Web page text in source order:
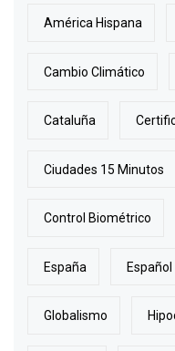
América Hispana
Cambio Climático
Cataluña
Ciudades 15 Minutos
Control Biométrico
España Español
Globalismo